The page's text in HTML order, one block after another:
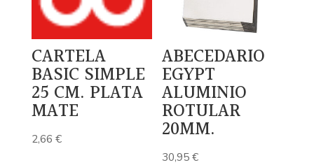
CARTELA
BASIC SIMPLE
25 CM. PLATA
MATE
2,66 €
ABECEDARIO
EGYPT
ALUMINIO
ROTULAR
20MM.
30,95€